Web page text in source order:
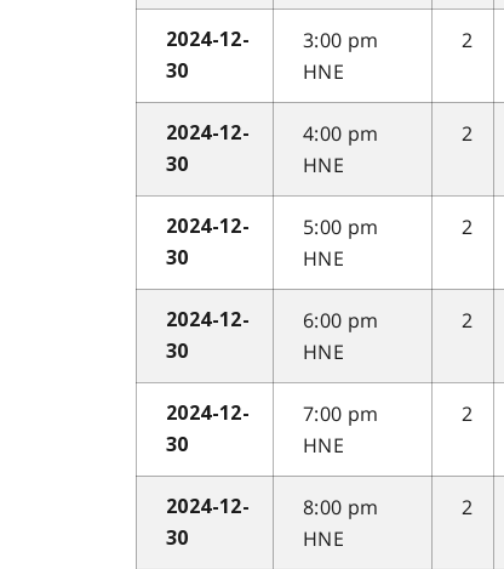
2024-12-
30
3:00 pm
HNE
2
2024-12-
30
4:00 pm
HNE
2
2024-12-
30
5:00 pm
HNE
2
2024-12-
30
6:00 pm
HNE
2
2024-12-
30
7:00 pm
HNE
2
2024-12-
30
8:00 pm
HNE
2